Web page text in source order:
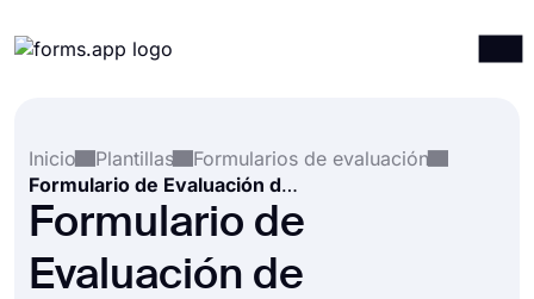
Integraciones
Plantillas
Recursos
Inicio
Plantillas
Formularios de evaluación
Formulario de Evaluación de Pasantías
Formulario de
Evaluación de